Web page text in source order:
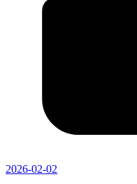
2026-02-02